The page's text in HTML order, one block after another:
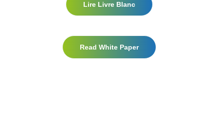
Lire Livre Blanc
Read White Paper